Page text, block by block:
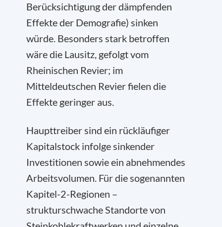
Berücksichtigung der dämpfenden
Effekte der Demografie) sinken
würde. Besonders stark betroffen
wäre die Lausitz, gefolgt vom
Rheinischen Revier; im
Mitteldeutschen Revier fielen die
Effekte geringer aus.
Haupttreiber sind ein rückläufiger
Kapitalstock infolge sinkender
Investitionen sowie ein abnehmendes
Arbeitsvolumen. Für die sogenannten
Kapitel-2-Regionen –
strukturschwache Standorte von